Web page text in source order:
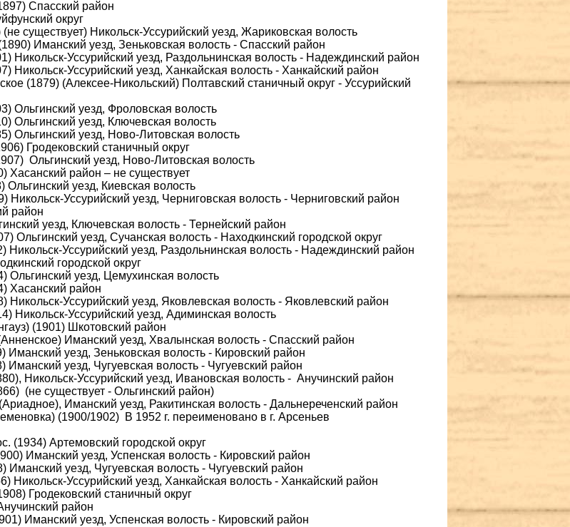
Спасский район
округ
существует) Никольск-Уссурийский уезд, Жариковская волость
Иманский уезд, Зеньковская волость - Спасский район
Никольск-Уссурийский уезд, Раздольнинская волость - Надеждинский район
Никольск-Уссурийский уезд, Ханкайская волость - Ханкайский район
(1879) (Алексее-Никольский) Полтавский станичный округ - Уссурийский
Ольгинский уезд, Фроловская волость
Ольгинский уезд, Ключевская волость
Ольгинский уезд, Ново-Литовская волость
Гродековский станичный округ
Ольгинский уезд, Ново-Литовская волость
Хасанский район – не существует
Ольгинский уезд, Киевская волость
Никольск-Уссурийский уезд, Черниговская волость - Черниговский район
район
уезд, Ключевская волость - Тернейский район
Ольгинский уезд, Сучанская волость - Находкинский городской округ
Никольск-Уссурийский уезд, Раздольнинская волость - Надеждинский район
городской округ
Ольгинский уезд, Цемухинская волость
Хасанский район
Никольск-Уссурийский уезд, Яковлевская волость - Яковлевский район
Никольск-Уссурийский уезд, Адиминская волость
(1901) Шкотовский район
Иманский уезд, Хвалынская волость - Спасский район
Иманский уезд, Зеньковская волость - Кировский район
Иманский уезд, Чугуевская волость - Чугуевский район
Никольск-Уссурийский уезд, Ивановская волость - Анучинский район
(не существует - Ольгинский район)
Иманский уезд, Ракитинская волость - Дальнереченский район
(1900/1902) В 1952 г. переименовано в г. Арсеньев
(1934) Артемовский городской округ
Иманский уезд, Успенская волость - Кировский район
Иманский уезд, Чугуевская волость - Чугуевский район
Никольск-Уссурийский уезд, Ханкайская волость - Ханкайский район
Гродековский станичный округ
район
Иманский уезд, Успенская волость - Кировский район